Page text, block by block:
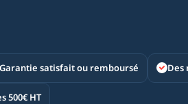
Garantie satisfait ou remboursé Des
500€ HT